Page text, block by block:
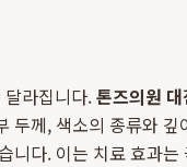
라집니다.톤즈의원 대
께, 색소의 종류와
니다. 이는 치료 효과